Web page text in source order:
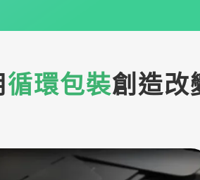
循環包裝創造改